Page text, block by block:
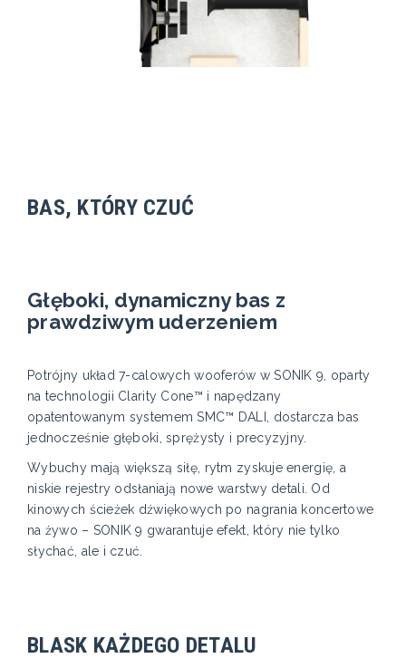
BAS, KTÓRY CZUĆ
Głęboki, dynamiczny bas z
prawdziwym uderzeniem
Potrójny układ 7-calowych wooferów w SONIK 9, oparty
na technologii Clarity Cone™ i napędzany
opatentowanym systemem SMC™ DALI, dostarcza bas
jednocześnie głęboki, sprężysty i precyzyjny.
Wybuchy mają większą siłę, rytm zyskuje energię, a
niskie rejestry odsłaniają nowe warstwy detali. Od
kinowych ścieżek dźwiękowych po nagrania koncertowe
na żywo – SONIK 9 gwarantuje efekt, który nie tylko
słychać, ale i czuć.
BLASK KAŻDEGO DETALU